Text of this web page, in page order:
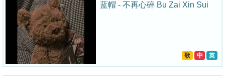
蓝帽 - 不再心碎 Bu Zai Xin Sui
歌 中 英